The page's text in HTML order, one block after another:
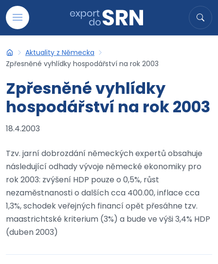
Přejít na obsah
Hledat
Export do SRN
Aktuality z Německa
Zpřesněné vyhlídky hospodářství na rok 2003
Zpřesněné vyhlídky
hospodářství na rok 2003
18.4.2003
Tzv. jarní dobrozdání německých expertů obsahuje
následující odhady vývoje německé ekonomiky pro
rok 2003: zvýšení HDP pouze o 0,5%, růst
nezaměstnanosti o dalších cca 400.00, inflace cca
1,3%, schodek veřejných financí opět přesáhne tzv.
maastrichtské kriterium (3%) a bude ve výši 3,4% HDP
(duben 2003)